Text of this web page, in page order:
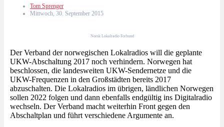
Tom Sprenger
Mittwoch, 30. September 2015
Norsk Lokalradio Forbund
Der Verband der norwegischen Lokalradios will die geplante
UKW-Abschaltung 2017 noch verhindern. Norwegen hat
beschlossen, die landesweiten UKW-Sendernetze und die
UKW-Frequenzen in den Großstädten bereits 2017
abzuschalten. Die Lokalradios im übrigen, ländlichen Norwegen
sollen 2022 folgen und dann ebenfalls endgültig ins Digitalradio
wechseln. Der Verband macht weiterhin Front gegen den
Abschaltplan und führt verschiedene Argumente an.